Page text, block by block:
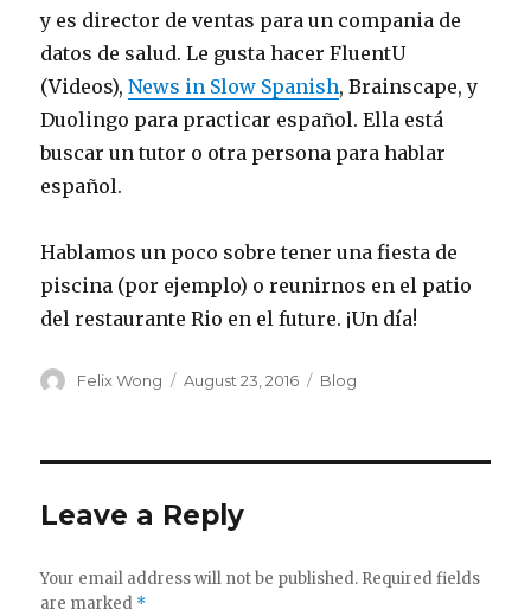
y es director de ventas para un compania de
datos de salud. Le gusta hacer FluentU
(Videos),News in Slow Spanish, Brainscape, y
Duolingo para practicar español. Ella está
buscar un tutor o otra persona para hablar
español.
Hablamos un poco sobre tener una fiesta de
piscina (por ejemplo) o reunirnos en el patio
del restaurante Rio en el future. ¡Un día!
Author
Felix Wong
Posted
August 23, 2016 Categories
Blog
Leave a Reply
Your email address will not be published. Required fields
are marked *